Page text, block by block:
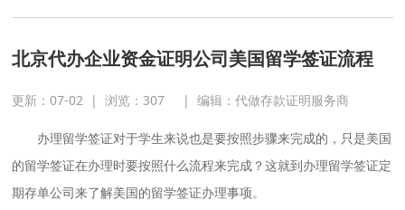
北京代办企业资金证明公司美国留学签证流程
更新：07-02 |浏览：307 |编辑：代做存款证明服务商
办理留学签证对于学生来说也是要按照步骤来完成的，只是美国
的留学签证在办理时要按照什么流程来完成？这就到办理留学签证定
期存单公司来了解美国的留学签证办理事项。